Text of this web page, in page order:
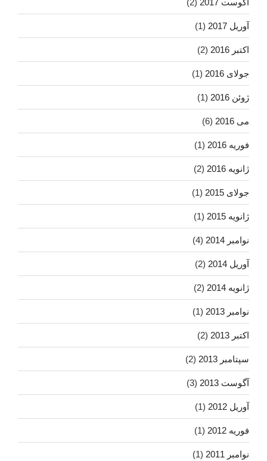
آوریل 2017 (1)
اکتبر 2016 (2)
جولای 2016 (1)
ژوئن 2016 (1)
می 2016 (6)
فوریه 2016 (1)
ژانویه 2016 (2)
جولای 2015 (1)
ژانویه 2015 (1)
نوامبر 2014 (4)
آوریل 2014 (2)
ژانویه 2014 (2)
نوامبر 2013 (1)
اکتبر 2013 (2)
سپتامبر 2013 (2)
آگوست 2013 (3)
آوریل 2012 (1)
فوریه 2012 (1)
نوامبر 2011 (1)